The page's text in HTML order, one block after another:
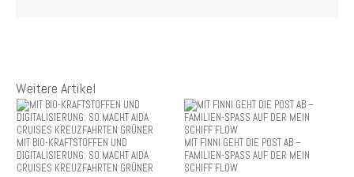
Weitere Artikel
MIT BIO-KRAFTSTOFFEN UND
DIGITALISIERUNG: SO MACHT AIDA
CRUISES KREUZFAHRTEN GRÜNER
MIT FINNI GEHT DIE POST AB –
FAMILIEN-SPASS AUF DER MEIN
SCHIFF FLOW